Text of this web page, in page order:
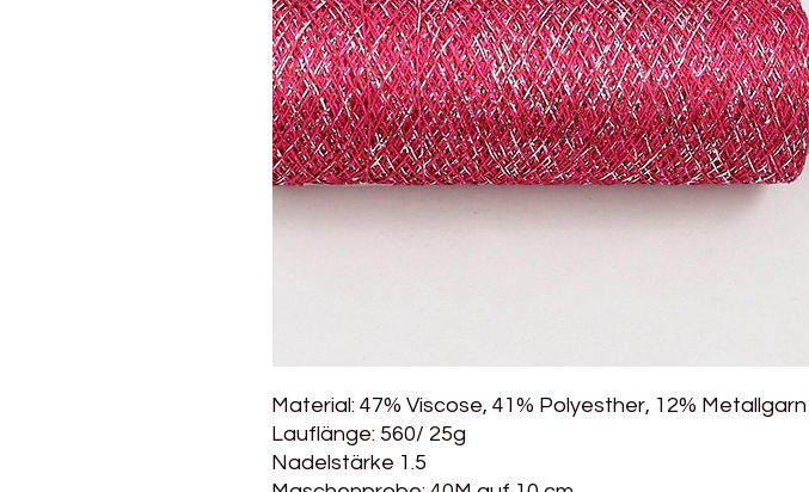
Material: 47% Viscose, 41% Polyesther, 12% Metallgarn
Lauflänge: 560/ 25g
Nadelstärke 1.5